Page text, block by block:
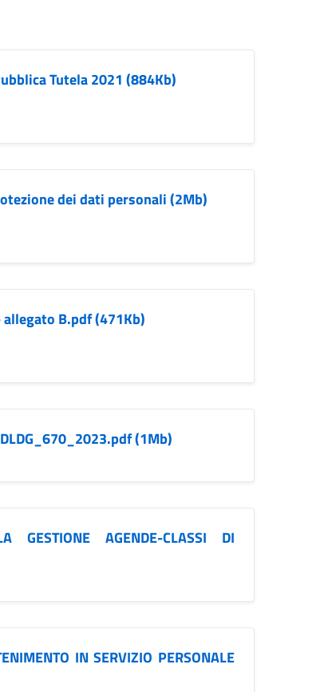
Tutela 2021 (884Kb)
dei dati personali (2Mb)
B.pdf (471Kb)
(1Mb)
GESTIONE AGENDE-CLASSI DI
IN SERVIZIO PERSONALE